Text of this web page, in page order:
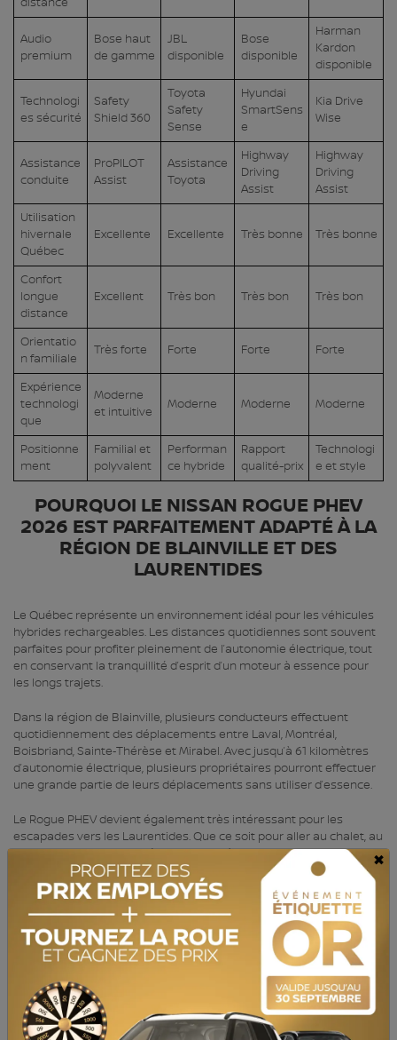
Audio
premium
Bose haut
de gamme
JBL
disponible
Bose
disponible
Harman
Kardon
disponible
Technologi
es sécurité
Safety
Shield 360
Toyota
Safety
Sense
Hyundai
SmartSens
e
Kia Drive
Wise
Assistance
conduite
ProPILOT
Assist
Assistance
Toyota
Highway
Driving
Assist
Highway
Driving
Assist
Utilisation
hivernale
Québec
Excellente Excellente Très bonne Très bonne
Confort
longue
distance
Excellent Très bon Très bon Très bon
Orientatio
n familiale
Très forte Forte Forte Forte
Expérience
technologi
que
Moderne
et intuitive
Moderne Moderne Moderne
Positionne
ment
Familial et
polyvalent
Performan
ce hybride
Rapport
qualité-prix
Technologi
e et style
POURQUOI LE NISSAN ROGUE PHEV
2026 EST PARFAITEMENT ADAPTÉ À LA
RÉGION DE BLAINVILLE ET DES
LAURENTIDES
Le Québec représente un environnement idéal pour les véhicules
hybrides rechargeables. Les distances quotidiennes sont souvent
parfaites pour profiter pleinement de l’autonomie électrique, tout
en conservant la tranquillité d’esprit d’un moteur à essence pour
les longs trajets.
Dans la région de Blainville, plusieurs conducteurs effectuent
quotidiennement des déplacements entre Laval, Montréal,
Boisbriand, Sainte‑Thérèse et Mirabel. Avec jusqu’à 61 kilomètres
d’autonomie électrique, plusieurs propriétaires pourront effectuer
une grande partie de leurs déplacements sans utiliser d’essence.
Le Rogue PHEV devient également très intéressant pour les
escapades vers les Laurentides. Que ce soit pour aller au chalet, au
ski ou profiter des activités de plein air à Saint‑Sauveur,
Mont‑Tremblant ou Sainte‑Agathe‑des‑Monts, son autonomie
totale de 679 kilomètres permet de voyager avec confiance.
Les hivers québécois représentent aussi un facteur important
dans le choix d’un VUS hybride rechargeable. Grâce à sa traction
intégrale intelligente et ses différents modes de conduite, le Rogue
PHEV est conçu pour offrir stabilité et confiance sur les routes
enneigées.
L’intégration des fonctions connectées NissanConnect et de
×